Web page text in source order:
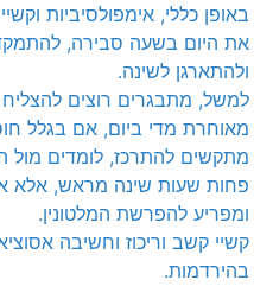
באופן כללי, אימפולסיביות
את היום בשעה סבירה,
ולהתארגן לשינה.
למשל, מתבגרים רוצים
מאוחרת מדי ביום, אם בגלל
מתקשים להתרכז, לומדים
פחות שעות שינה מראש, אלא
ומפריע להפרשת המלטונין.
קשיי קשב וריכוז וחשיבה
בהירדמות.